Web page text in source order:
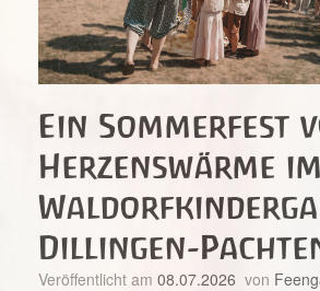
Ein Sommerfest
Herzenswärme im
Dillingen-
Veröffentlicht am 08.07.2026 von